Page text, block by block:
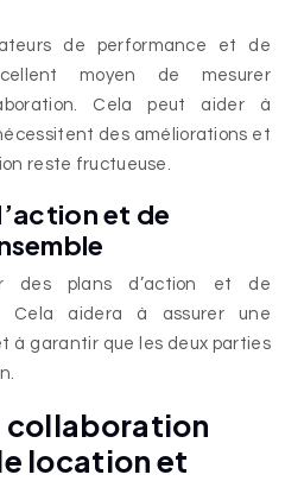
de performance et de
moyen de mesurer
Cela peut aider à
des améliorations et
reste fructueuse.
et de
des plans d’action et de
Cela aidera à assurer une
à garantir que les deux parties
collaboration
location et